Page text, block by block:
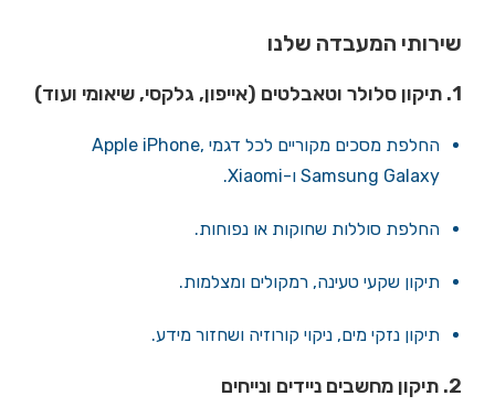
שירותי המעבדה שלנו
1. תיקון סלולר וטאבלטים (אייפון, גלקסי, שיאומי ועוד)
החלפת מסכים מקוריים לכל דגמי Apple iPhone,
Samsung Galaxy ו-Xiaomi.
החלפת סוללות שחוקות או נפוחות.
תיקון שקעי טעינה, רמקולים ומצלמות.
תיקון נזקי מים, ניקוי קורוזיה ושחזור מידע.
2. תיקון מחשבים ניידים ונייחים